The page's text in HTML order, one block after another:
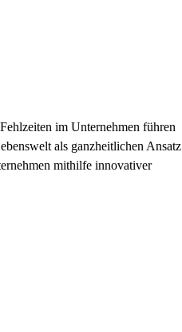
im Unternehmen führen
als ganzheitlichen Ansatz
mithilfe innovativer